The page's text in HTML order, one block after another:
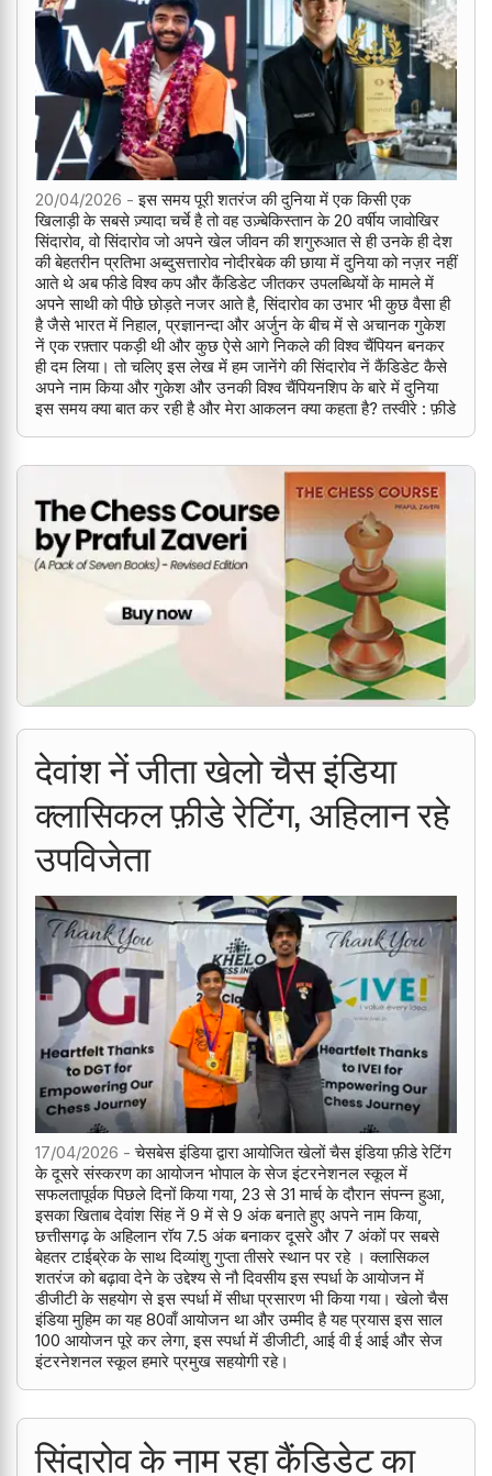
20/04/2026 - इस समय पूरी शतरंज की दुनिया में एक किसी एक
खिलाड़ी के सबसे ज़्यादा चर्चे है तो वह उज़्बेकिस्तान के 20 वर्षीय जावोखिर
सिंदारोव, वो सिंदारोव जो अपने खेल जीवन की शगुरुआत से ही उनके ही देश
की बेहतरीन प्रतिभा अब्दुसत्तारोव नोदीरबेक की छाया में दुनिया को नज़र नहीं
आते थे अब फीडे विश्व कप और कैंडिडेट जीतकर उपलब्धियों के मामले में
अपने साथी को पीछे छोड़ते नजर आते है, सिंदारोव का उभार भी कुछ वैसा ही
है जैसे भारत में निहाल, प्रज्ञानन्दा और अर्जुन के बीच में से अचानक गुकेश
नें एक रफ़्तार पकड़ी थी और कुछ ऐसे आगे निकले की विश्व चैंपियन बनकर
ही दम लिया। तो चलिए इस लेख में हम जानेंगे की सिंदारोव नें कैंडिडेट कैसे
अपने नाम किया और गुकेश और उनकी विश्व चैंपियनशिप के बारे में दुनिया
इस समय क्या बात कर रही है और मेरा आकलन क्या कहता है? तस्वीरे : फ़ीडे
देवांश नें जीता खेलो चैस इंडिया
क्लासिकल फ़ीडे रेटिंग, अहिलान रहे
उपविजेता
17/04/2026 - चेसबेस इंडिया द्वारा आयोजित खेलों चैस इंडिया फ़ीडे रेटिंग
के दूसरे संस्करण का आयोजन भोपाल के सेज इंटरनेशनल स्कूल में
सफलतापूर्वक पिछले दिनों किया गया, 23 से 31 मार्च के दौरान संपन्न हुआ,
इसका खिताब देवांश सिंह नें 9 में से 9 अंक बनाते हुए अपने नाम किया,
छत्तीसगढ़ के अहिलान रॉय 7.5 अंक बनाकर दूसरे और 7 अंकों पर सबसे
बेहतर टाईब्रेक के साथ दिव्यांशु गुप्ता तीसरे स्थान पर रहे । क्लासिकल
शतरंज को बढ़ावा देने के उद्देश्य से नौ दिवसीय इस स्पर्धा के आयोजन में
डीजीटी के सहयोग से इस स्पर्धा में सीधा प्रसारण भी किया गया। खेलो चैस
इंडिया मुहिम का यह 80वाँ आयोजन था और उम्मीद है यह प्रयास इस साल
100 आयोजन पूरे कर लेगा, इस स्पर्धा में डीजीटी, आई वी ई आई और सेज
इंटरनेशनल स्कूल हमारे प्रमुख सहयोगी रहे।
सिंदारोव के नाम रहा कैंडिडेट का